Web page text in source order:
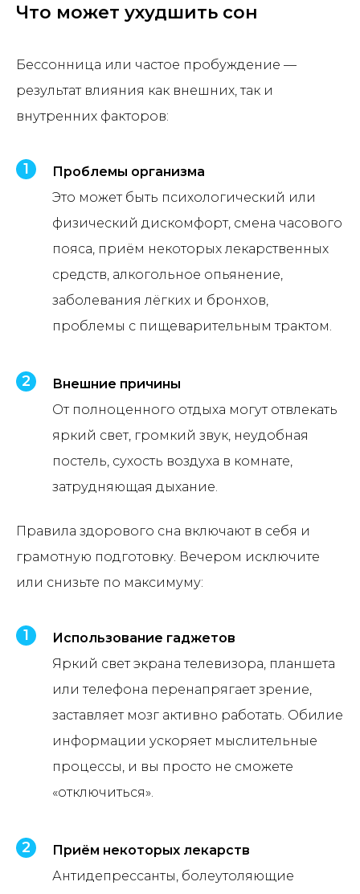
Что может ухудшить сон
Бессонница или частое пробуждение —
результат влияния как внешних, так и
внутренних факторов:
Проблемы организма
Это может быть психологический или
физический дискомфорт, смена часового
пояса, приём некоторых лекарственных
средств, алкогольное опьянение,
заболевания лёгких и бронхов,
проблемы с пищеварительным трактом.
Внешние причины
От полноценного отдыха могут отвлекать
яркий свет, громкий звук, неудобная
постель, сухость воздуха в комнате,
затрудняющая дыхание.
Правила здорового сна включают в себя и
грамотную подготовку. Вечером исключите
или снизьте по максимуму:
Использование гаджетов
Яркий свет экрана телевизора, планшета
или телефона перенапрягает зрение,
заставляет мозг активно работать. Обилие
информации ускоряет мыслительные
процессы, и вы просто не сможете
«отключиться».
Приём некоторых лекарств
Антидепрессанты, болеутоляющие